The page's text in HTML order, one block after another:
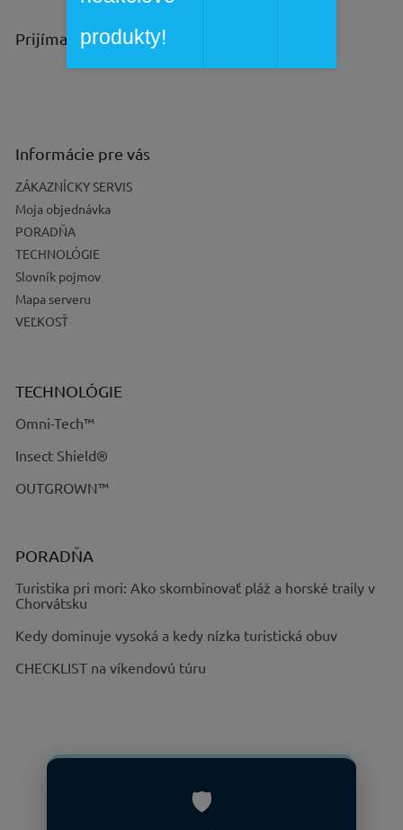
Prijímame online platby
Informácie pre vás
ZÁKAZNÍCKY SERVIS
Moja objednávka
PORADŇA
TECHNOLÓGIE
Slovník pojmov
Mapa serveru
VEĽKOSŤ
TECHNOLÓGIE
Omni-Tech™
Insect Shield®
OUTGROWN™
PORADŇA
Turistika pri mori: Ako skombinovať pláž a horské traily v
Chorvátsku
Kedy dominuje vysoká a kedy nízka turistická obuv
CHECKLIST na víkendovú túru
🛡️
produkty!